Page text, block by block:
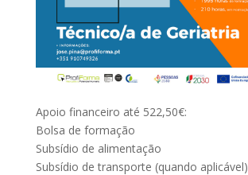
Apoio financeiro até 522,50€:
Bolsa de formação
Subsídio de alimentação
Subsídio de transporte (quando aplicável)